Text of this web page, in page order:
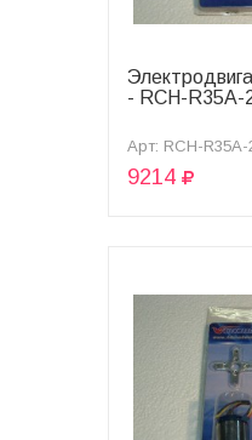
- RCH-R35A-
Арт: RCH-R35A-
9214